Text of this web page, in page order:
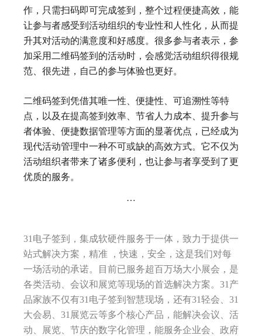
作，只需扫码即可完成签到，整个过程便捷高效，能
让参与者感受到活动组织的专业性和人性化，从而提
升其对活动的满意度和好感度。很多参与者表示，参
加采用二维码签到的活动时，会感觉活动组织得很规
范、很先进，自己的参与体验也更好。
二维码签到凭借其唯一性、便捷性、可追溯性等特
点，以及在提高签到效率、节省人力成本、提升参与
者体验、便捷数据管理等方面的显著优点，已经成为
现代活动管理中一种不可或缺的高效方式。它不仅为
活动组织者带来了诸多便利，也让参与者享受到了更
优质的服务。
…
31电子签到，集成软硬件服务于一体，致力于提供一
站式解决方案，精准 ，快速，安全，这是我们对每
一场活动的承诺。目前已服务超百万场大小展会，是
各类活动、会议和展览等现场的首选解决方案。31产
品家族不仅有31电子签到智慧现场，还有31轻会、31
大会易、31展览云等多个核心产品，能解决会议、活
动、展览、节庆的数字化管理，能服务企业会、政府